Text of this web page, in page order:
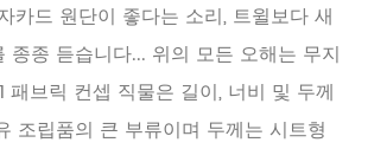
카드 원단이 좋다는 소리, 트윌보다 새
종종 듣습니다... 위의 모든 오해는 무지
패브릭 컨셉 직물은 길이, 너비 및 두께
조립품의 큰 부류이며 두께는 시트형